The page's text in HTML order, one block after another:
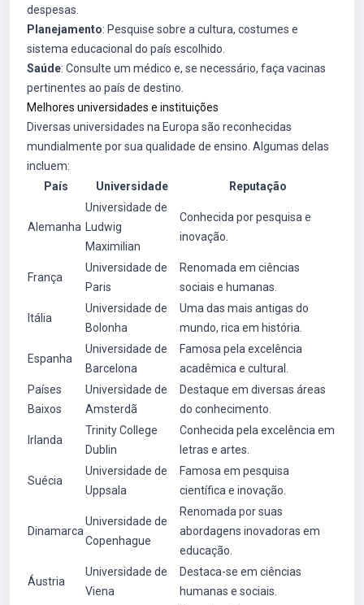
despesas.
Planejamento: Pesquise sobre a cultura, costumes e
sistema educacional do país escolhido.
Saúde: Consulte um médico e, se necessário, faça vacinas
pertinentes ao país de destino.
Melhores universidades e instituições
Diversas universidades na Europa são reconhecidas
mundialmente por sua qualidade de ensino. Algumas delas
incluem:
País
Universidade Reputação
Alemanha
Universidade de
Ludwig
Maximilian
Conhecida por pesquisa e
inovação.
França
Universidade de
Paris
Renomada em ciências
sociais e humanas.
Itália
Universidade de
Bolonha
Uma das mais antigas do
mundo, rica em história.
Espanha
Universidade de
Barcelona
Famosa pela excelência
acadêmica e cultural.
Países
Baixos
Universidade de
Amsterdã
Destaque em diversas áreas
do conhecimento.
Irlanda
Trinity College
Dublin
Conhecida pela excelência em
letras e artes.
Suécia
Universidade de
Uppsala
Famosa em pesquisa
científica e inovação.
Dinamarca
Universidade de
Copenhague
Renomada por suas
abordagens inovadoras em
educação.
Áustria
Universidade de
Viena
Destaca-se em ciências
humanas e sociais.